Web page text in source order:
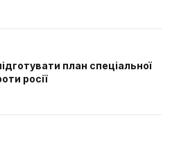
план спеціальної
росії